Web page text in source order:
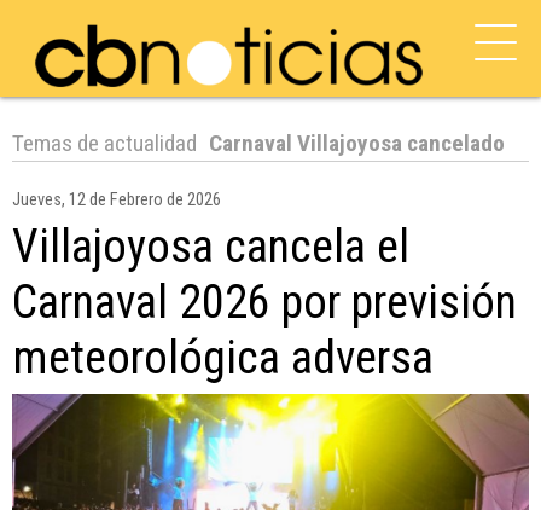
Temas de actualidad Carnaval Villajoyosa cancelado
Jueves, 12 de Febrero de 2026
Villajoyosa cancela el
Carnaval 2026 por previsión
meteorológica adversa